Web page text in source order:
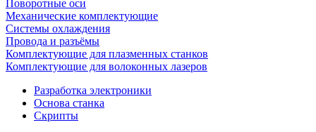
Поворотные оси
Механические комплектующие
Системы охлаждения
Провода и разъёмы
Комплектующие для плазменных станков
Комплектующие для волоконных лазеров
Разработка электроники
Основа станка
Скрипты